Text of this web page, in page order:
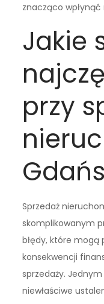
znacząco
Jakie
przy
Sprzedaż
skomplikowanym
błędy, które mogą
konsekwencji
sprzedaży.
niewłaściwe